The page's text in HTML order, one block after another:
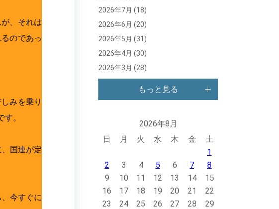
、それは
のであっ
みを乗り
。
国連が定
今すぐに
2026年7月 (18)
2026年6月 (20)
2026年5月 (31)
2026年4月 (30)
2026年3月 (28)
もっと見る
2026年8月
日
月 火 水 木 金
土
1
2
3 4 5 6 7
8
9
10 11 12 13 14
15
16
17 18 19 20 21
22
23
24 25 26 27 28
29